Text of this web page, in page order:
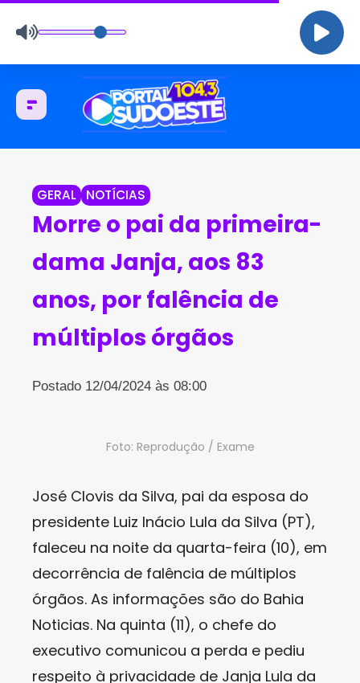
GERAL NOTÍCIAS
Morre o pai da primeira-
dama Janja, aos 83
anos, por falência de
múltiplos órgãos
Postado 12/04/2024 às 08:00
Foto: Reprodução / Exame
José Clovis da Silva, pai da esposa do
presidente Luiz Inácio Lula da Silva (PT),
faleceu na noite da quarta-feira (10), em
decorrência de falência de múltiplos
órgãos. As informações são do Bahia
Noticias. Na quinta (11), o chefe do
executivo comunicou a perda e pediu
respeito à privacidade de Janja Lula da